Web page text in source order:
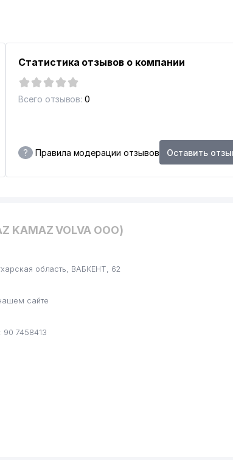
Статистика отзывов о компании
Всего отзывов: 0
? Правила модерации отзывов Оставить
KAMAZ VOLVA ООО)
область, ВАБКЕНТ, 62
сайте
7458413